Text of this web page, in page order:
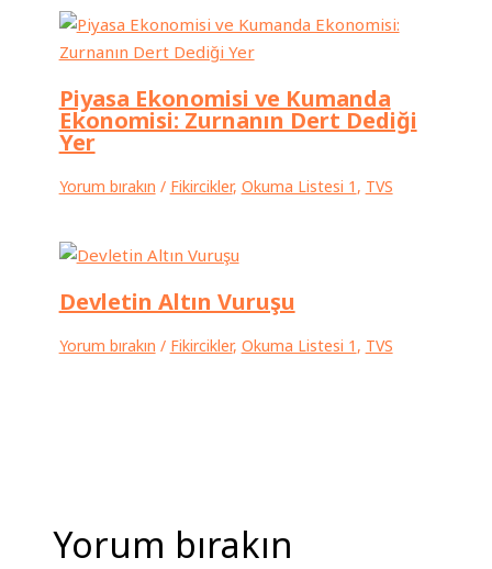
Piyasa Ekonomisi ve Kumanda
Ekonomisi: Zurnanın Dert Dediği
Yer
Yorum bırakın / Fikircikler, Okuma Listesi 1 , TVS
Devletin Altın Vuruşu
Yorum bırakın / Fikircikler, Okuma Listesi 1 , TVS
Yorum bırakın